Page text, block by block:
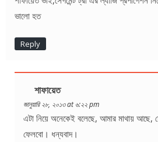
ভালো হত
Reply
শাফায়েত
জানুয়ারি ২৮, ২০১৩ at ৬:২২ pm
এটা নিয়ে অনেকেই বলেছে, আমার মাথায় আছে,
ফেলবো। ধন্যবাদ।